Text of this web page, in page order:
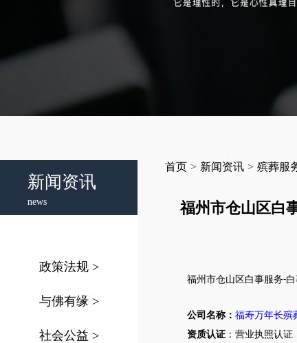
新闻资讯
news
政策法规 >
与佛有缘 >
社会公益 >
首页 > 新闻资讯 > 殡葬服
福州市仓山区白
福州 市仓山区 白事服务-
公司名称： 福寿万年长殡
资质认证 ：营业执照认证